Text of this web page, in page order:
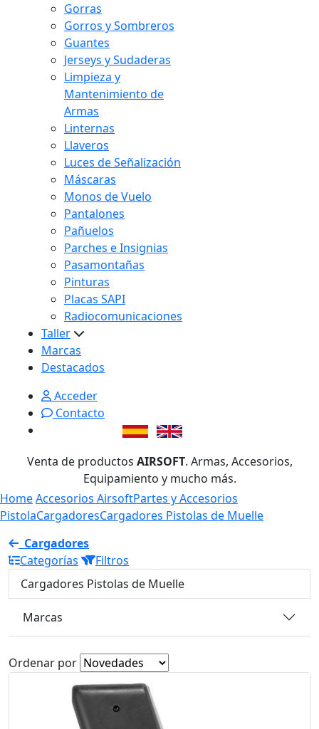
Gorras
Gorros y Sombreros
Guantes
Jerseys y Sudaderas
Limpieza y
Mantenimiento de
Armas
Linternas
Llaveros
Luces de Señalización
Máscaras
Monos de Vuelo
Pantalones
Pañuelos
Parches e Insignias
Pasamontañas
Pinturas
Placas SAPI
Radiocomunicaciones
Taller
Marcas
Destacados
Acceder
Contacto
Venta de productos AIRSOFT. Armas, Accesorios,
Equipamiento y mucho más.
HomeAccesorios AirsoftPartes y Accesorios
PistolaCargadoresCargadores Pistolas de Muelle
Cargadores
Categorías
Filtros
Cargadores Pistolas de Muelle
Marcas
Ordenar por